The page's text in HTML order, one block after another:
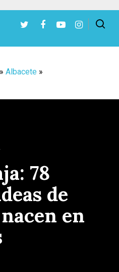
Albacete »
78
de
en